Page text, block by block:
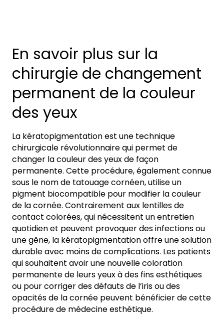
En savoir plus sur la
chirurgie de changement
permanent de la couleur
des yeux
La kératopigmentation est une technique
chirurgicale révolutionnaire qui permet de
changer la couleur des yeux de façon
permanente. Cette procédure, également connue
sous le nom de tatouage cornéen, utilise un
pigment biocompatible pour modifier la couleur
de la cornée. Contrairement aux lentilles de
contact colorées, qui nécessitent un entretien
quotidien et peuvent provoquer des infections ou
une gêne, la kératopigmentation offre une solution
durable avec moins de complications. Les patients
qui souhaitent avoir une nouvelle coloration
permanente de leurs yeux à des fins esthétiques
ou pour corriger des défauts de l’iris ou des
opacités de la cornée peuvent bénéficier de cette
procédure de médecine esthétique.